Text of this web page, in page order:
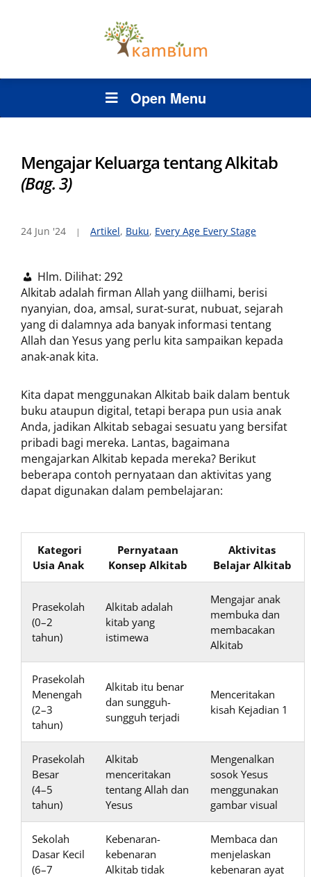
Open Menu
Mengajar Keluarga tentang Alkitab
(Bag. 3)
24 Jun '24 Artikel, Buku, Every Age Every Stage
Hlm. Dilihat: 292
Alkitab adalah firman Allah yang diilhami, berisi
nyanyian, doa, amsal, surat-surat, nubuat, sejarah
yang di dalamnya ada banyak informasi tentang
Allah dan Yesus yang perlu kita sampaikan kepada
anak-anak kita.
Kita dapat menggunakan Alkitab baik dalam bentuk
buku ataupun digital, tetapi berapa pun usia anak
Anda, jadikan Alkitab sebagai sesuatu yang bersifat
pribadi bagi mereka. Lantas, bagaimana
mengajarkan Alkitab kepada mereka? Berikut
beberapa contoh pernyataan dan aktivitas yang
dapat digunakan dalam pembelajaran:
Kategori
Usia Anak
Pernyataan
Konsep Alkitab
Aktivitas
Belajar Alkitab
Prasekolah
(0–2
tahun)
Alkitab adalah
kitab yang
istimewa
Mengajar anak
membuka dan
membacakan
Alkitab
Prasekolah
Menengah
(2–3
tahun)
Alkitab itu benar
dan sungguh-
sungguh terjadi
Menceritakan
kisah Kejadian 1
Prasekolah
Besar
(4–5
tahun)
Alkitab
menceritakan
tentang Allah dan
Yesus
Mengenalkan
sosok Yesus
menggunakan
gambar visual
Sekolah
Dasar Kecil
(6–7
Kebenaran-
kebenaran
Alkitab tidak
Membaca dan
menjelaskan
kebenaran ayat